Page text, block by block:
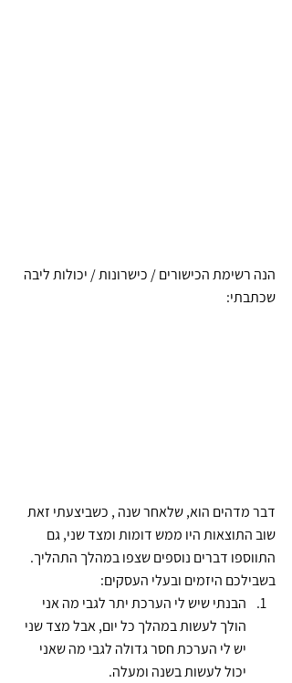
הנה רשימת הכישורים / כישרונות / יכולות ליבה
שכתבתי:
דבר מדהים הוא, שלאחר שנה , כשביצעתי זאת
שוב התוצאות היו ממש דומות ומצד שני, גם
התווספו דברים נוספים שצפו במהלך התהליך.
בשבילכם היזמים ובעלי העסקים:
הבנתי שיש לי הערכת יתר לגבי מה אני
הולך לעשות במהלך כל יום, אבל מצד שני
יש לי הערכת חסר גדולה לגבי מה שאני
יכול לעשות בשנה ומעלה.